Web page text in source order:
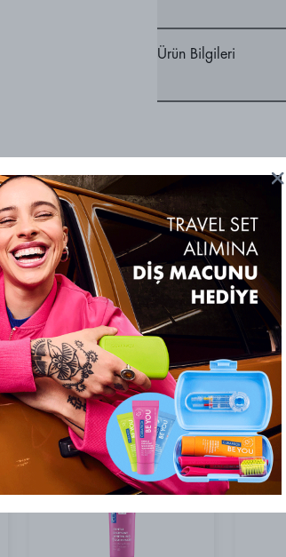
Ürün Bilgileri
Henüz yorum
Ürünlerimizi Keşfet!